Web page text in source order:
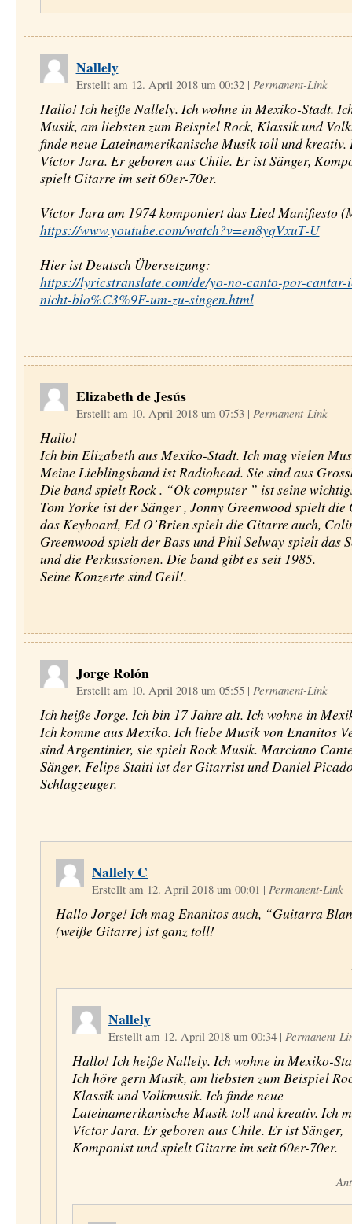
Nallely
Erstellt am 12. April 2018 um 00:32 | Permanent-Link
Hallo! Ich heiße Nallely. Ich wohne in Mexiko-Stadt.
Musik, am liebsten zum Beispiel Rock, Klassik und
finde neue Lateinamerikanische Musik toll und kreativ.
Víctor Jara. Er geboren aus Chile. Er ist Sänger,
spielt Gitarre im seit 60er-70er.
Víctor Jara am 1974 komponiert das Lied Manifiesto
https://www.youtube.com/watch?v=en8yqVxuT-U
Hier ist Deutsch Übersetzung:
https://lyricstranslate.com/de/yo-no-canto-por-cantar-
nicht-blo%C3%9F-um-zu-singen.html
Elizabeth de Jesús
Erstellt am 10. April 2018 um 07:53 | Permanent-Link
Hallo!
Ich bin Elizabeth aus Mexiko-Stadt. Ich mag vielen
Meine Lieblingsband ist Radiohead. Sie sind aus
Die band spielt Rock . “Ok computer ” ist seine
Tom Yorke ist der Sänger , Jonny Greenwood spielt
das Keyboard, Ed O’Brien spielt die Gitarre auch,
Greenwood spielt der Bass und Phil Selway spielt das
und die Perkussionen. Die band gibt es seit 1985.
Seine Konzerte sind Geil!.
Jorge Rolón
Erstellt am 10. April 2018 um 05:55 | Permanent-Link
Ich heiße Jorge. Ich bin 17 Jahre alt. Ich wohne in
Ich komme aus Mexiko. Ich liebe Musik von Enanitos
sind Argentinier, sie spielt Rock Musik. Marciano
Sänger, Felipe Staiti ist der Gitarrist und Daniel
Schlagzeuger.
Nallely C
Erstellt am 12. April 2018 um 00:01 | Permanent-Link
Hallo Jorge! Ich mag Enanitos auch, “Guitarra
(weiße Gitarre) ist ganz toll!
Nallely
Erstellt am 12. April 2018 um 00:34 | Permanent-
Hallo! Ich heiße Nallely. Ich wohne in Mexiko-
Ich höre gern Musik, am liebsten zum Beispiel
Klassik und Volkmusik. Ich finde neue
Lateinamerikanische Musik toll und kreativ. Ich
Víctor Jara. Er geboren aus Chile. Er ist Sänger,
Komponist und spielt Gitarre im seit 60er-70er.